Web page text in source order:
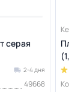
серая
2-4 дня
49668